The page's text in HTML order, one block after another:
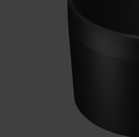
• Lens Hood
HSM | Sports lens